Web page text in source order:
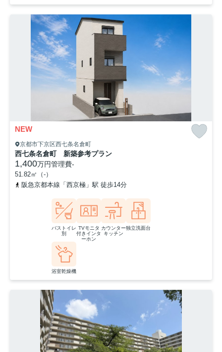
NEW
京都市下京区西七条名倉町
西七条名倉町 新築参考プラン
1,400万円管理費-
51.82㎡（-）
阪急京都本線「西京極」駅 徒歩14分
バストイレ
別
TVモニタ
付きインタ
ーホン
カウンター
キッチン
独立洗面台
浴室乾燥機